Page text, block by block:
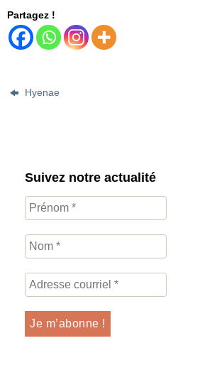
Partagez !
Hyenae
Suivez notre actualité